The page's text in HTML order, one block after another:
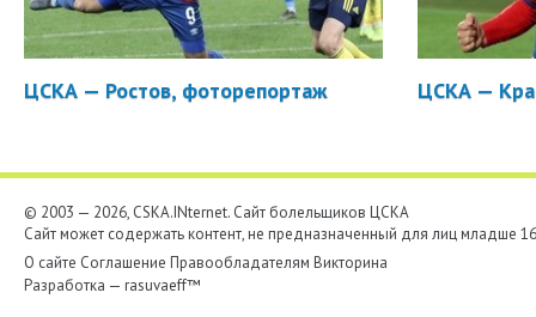
ЦСКА — Ростов, фоторепортаж ЦСКА —
© 2003 — 2026, CSKA.INternet. Cайт болельщиков ЦСКА
Сайт может содержать контент, не предназначенный для лиц младше
О сайте Соглашение Правообладателям Викторина
Разработка — rasuvaeff™